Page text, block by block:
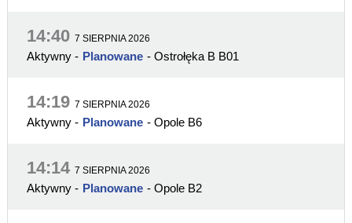
14:40 7 SIERPNIA 2026
Aktywny- Planowane - Ostrołęka B B01
14:19 7 SIERPNIA 2026
Aktywny- Planowane - Opole B6
14:14 7 SIERPNIA 2026
Aktywny- Planowane - Opole B2